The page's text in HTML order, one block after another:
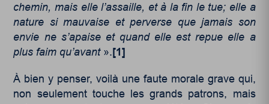
chemin, mais elle l’assaille, et à la fin le tue; elle a
nature si mauvaise et perverse que jamais son
envie ne s’apaise et quand elle est repue elle a
plus faim qu’avant ». [1]
À bien y penser, voilà une faute morale grave qui,
non seulement touche les grands patrons, mais